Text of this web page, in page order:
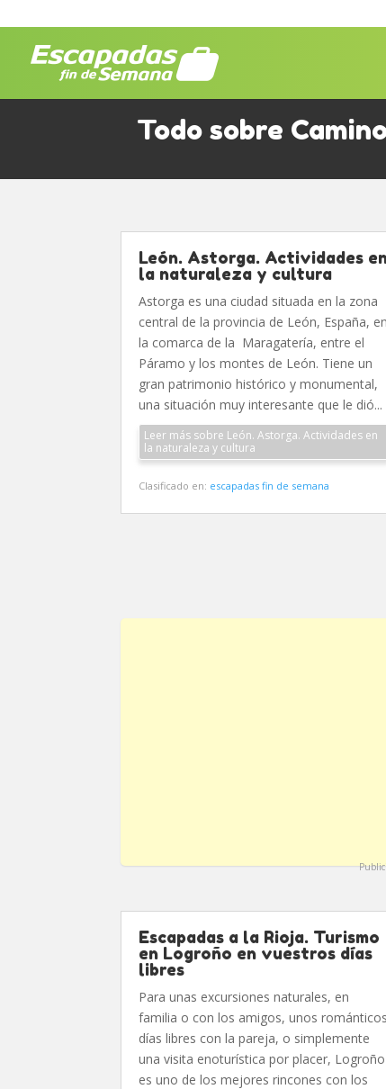
Todo sobre
León. Astorga. Actividades
la naturaleza y cultura
Astorga es una ciudad situada en la zona
central de la provincia de León, España, en
la comarca de la Maragatería, entre el
Páramo y los montes de León. Tiene un
gran patrimonio histórico y monumental,
una situación muy interesante que le dió...
Leer más sobre León. Astorga. Actividades en
la naturaleza y cultura
Clasificado en: escapadas fin de semana
Escapadas a la Rioja. Turismo
en Logroño en vuestros días
libres
Para unas excursiones naturales, en
familia o con los amigos, unos románticos
días libres con la pareja, o simplemente
una visita enoturística por placer, Logroño
es uno de los mejores rincones con los